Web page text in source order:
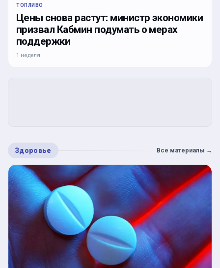
ТОПЛИВО
Цены снова растут: министр экономики
призвал Кабмин подумать о мерах
поддержки
1 неделя
Здоровье Все материалы →